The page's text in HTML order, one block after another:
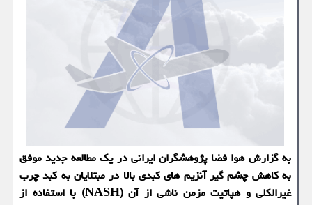
به گزارش هوا فضا پژوهشگران ایرانی در یک مطالعه جدید موفق
به کاهش چشم گیر آنزیم های کبدی بالا در مبتلایان به کبد چرب
غیرالکلی و هپاتیت مزمن ناشی از آن (NASH) با استفاده از